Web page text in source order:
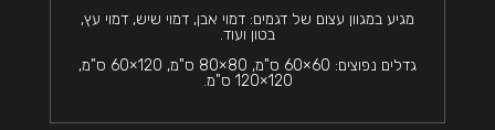
מגיע במגוון עצום של דגמים: דמוי אבן, דמוי שיש, דמוי עץ,
בטון ועוד.
גדלים נפוצים: 60×60 ס"מ, 80×80 ס"מ, 120×60 ס"מ,
120×120 ס"מ.